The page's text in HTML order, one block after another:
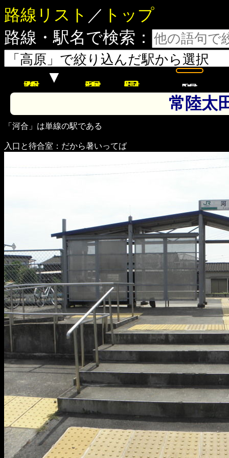
路線リスト ／ トップ
路線・駅名で検索：
▼
常陸太
「河合」は単線の駅である
入口と待合室：だから暑いってば